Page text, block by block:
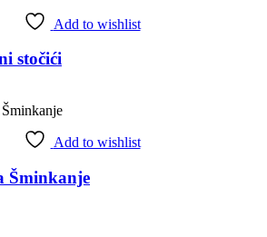
Add to wishlist
stočići
Add to wishlist
Šminkanje